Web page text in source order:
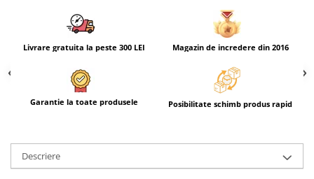
Livrare gratuita la peste 300 LEI Magazin de incredere din 2016
Garantie la toate produsele Posibilitate schimb produs rapid
Descriere